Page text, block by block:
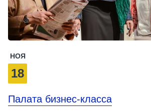
НОЯ
18
Палата бизнес-класса